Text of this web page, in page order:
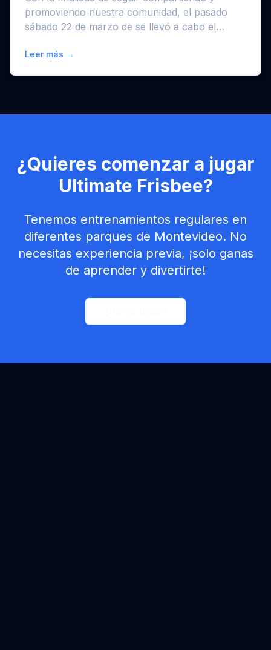
promoviendo nuestra comunidad, el pasado
sábado 22 de marzo de se llevó a cabo el
Leer más →
¿Quieres comenzar a jugar
Ultimate Frisbee?
Tenemos entrenamientos regulares en
diferentes parques de Montevideo. No
necesitas experiencia previa, ¡solo ganas
de aprender y divertirte!